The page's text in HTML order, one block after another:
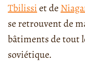
Tbilissiet de
se retrouvent de
bâtiments de tout
soviétique.